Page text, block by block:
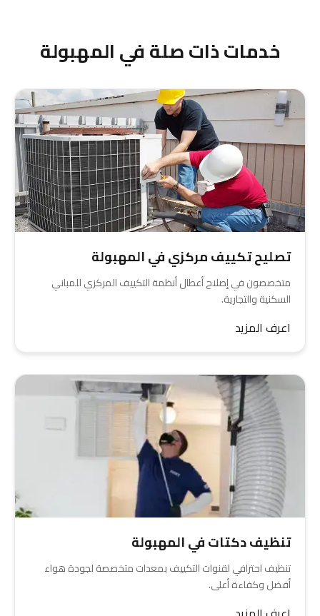
خدمات ذات صلة في المهبولة
تصليح تكييف مركزي في المهبولة
متخصصون في إصلاح أعطال أنظمة التكييف المركزي للمباني
السكنية والتجارية.
اعرف المزيد
تنظيف دكتات في المهبولة
تنظيف احترافي لقنوات التكييف بمعدات متخصصة لجودة هواء
أفضل وكفاءة أعلى.